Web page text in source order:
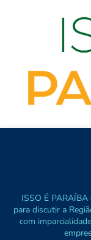
ISSO É
para discutir a
com